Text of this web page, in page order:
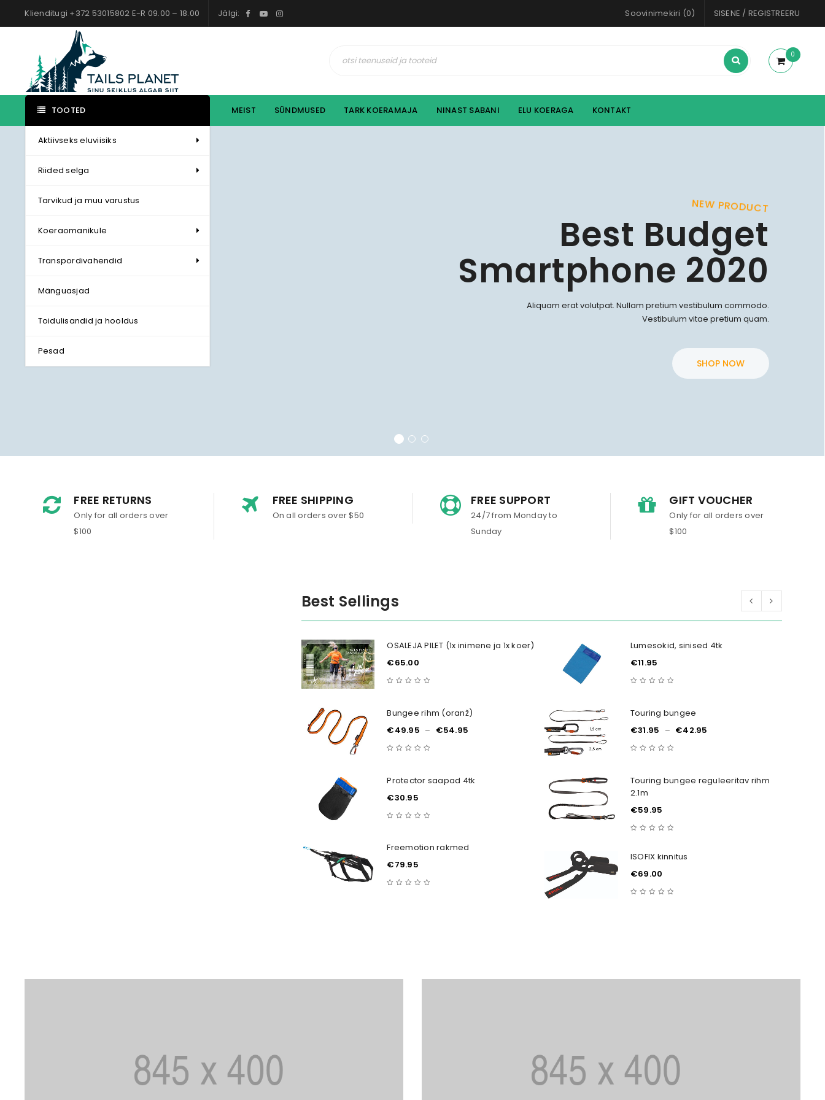
Klienditugi +372 53015802 E-R 09.00 – 18.00 Jälgi: SISENE / REGISTREERU
Soovinimekiri (0)
0
TOOTED
Aktiivseks eluviisiks
Riided selga
Tarvikud ja muu varustus
Koeraomanikule
Transpordivahendid
Mänguasjad
Toidulisandid ja hooldus
Pesad
MEIST SÜNDMUSED TARK KOERAMAJA NINAST SABANI ELU KOERAGA KONTAKT
Best Budget
Smartphone 2020
NEW PRODUCT
Aliquam erat volutpat. Nullam pretium vestibulum commodo.
Vestibulum vitae pretium quam.
SHOP NOW
FREE RETURNS
Only for all orders over
$100
FREE SHIPPING
On all orders over $50
FREE SUPPORT
24/7 from Monday to
Sunday
GIFT VOUCHER
Only for all orders over
$100
Best Sellings
OSALEJA PILET (1x inimene ja 1x koer)
€65.00
Bungee rihm (oranž)
€49.95 – €54.95
Protector saapad 4tk
€30.95
Freemotion rakmed
€79.95
Lumesokid, sinised 4tk
€11.95
Touring bungee
€31.95 – €42.95
Touring bungee reguleeritav rihm
2.1m
€59.95
ISOFIX kinnitus
€69.00